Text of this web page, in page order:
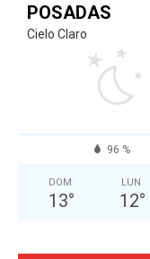
POSADAS
Cielo Claro
96 %
DOM
13°
LUN
12°